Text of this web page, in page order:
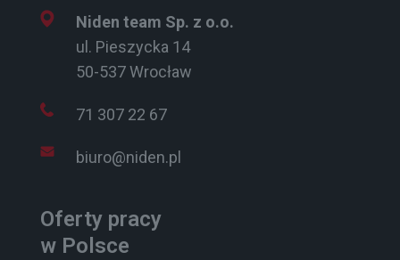
Niden team Sp. z o.o.
ul. Pieszycka 14
50-537 Wrocław
71 307 22 67
biuro@niden.pl
Oferty pracy
w Polsce